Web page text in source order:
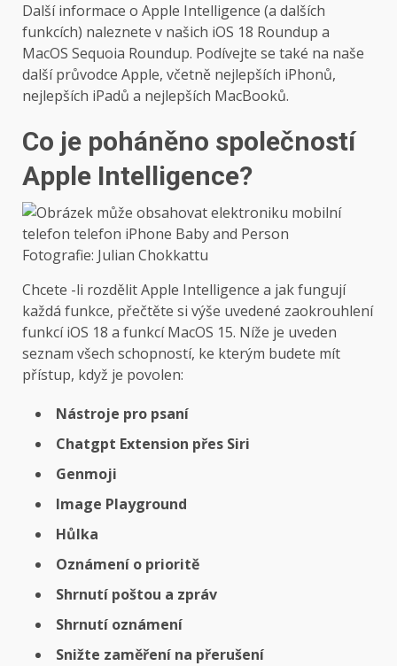
Další informace o Apple Intelligence (a dalších
funkcích) naleznete v našich iOS 18 Roundup a
MacOS Sequoia Roundup. Podívejte se také na naše
další průvodce Apple, včetně nejlepších iPhonů,
nejlepších iPadů a nejlepších MacBooků.
Co je poháněno společností
Apple Intelligence?
Fotografie: Julian Chokkattu
Chcete -li rozdělit Apple Intelligence a jak fungují
každá funkce, přečtěte si výše uvedené zaokrouhlení
funkcí iOS 18 a funkcí MacOS 15. Níže je uveden
seznam všech schopností, ke kterým budete mít
přístup, když je povolen:
Nástroje pro psaní
Chatgpt Extension přes Siri
Genmoji
Image Playground
Hůlka
Oznámení o prioritě
Shrnutí poštou a zpráv
Shrnutí oznámení
Snižte zaměření na přerušení